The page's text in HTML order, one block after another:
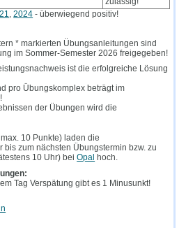
,2024 - überwiegend positiv!
* markierten Übungsanleitungen sind
im Sommer-Semester 2026 freigegeben!
ist die erfolgreiche Lösung
pro Übungskomplex beträgt im
der Übungen wird die
10 Punkte) laden die
zum nächsten Übungstermin bzw. zu
10 Uhr) beiOpal hoch.
Tag Verspätung gibt es 1 Minusunkt!